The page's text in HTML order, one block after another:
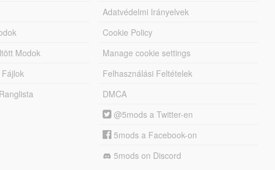
Modok
Adatvédelmi Irányelvek
Cookie Policy
Manage cookie settings
Felhasználási Feltételek
DMCA
@5mods a Twitter-en
5mods a Facebook-on
5mods on Discord